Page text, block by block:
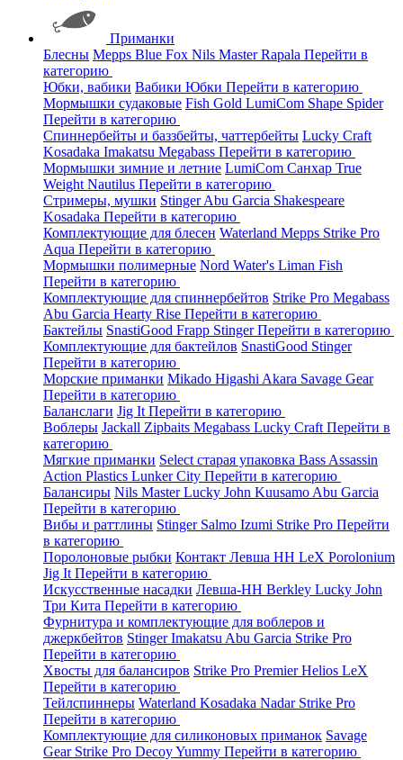
Приманки
Блесны Mepps Blue Fox Nils MasterRapala Перейти в
категорию
Юбки, вабики Вабики Юбки Перейти в категорию
Мормышки судаковые Fish Gold LumiCom Shape Spider
Перейти в категорию
Спиннербейты и баззбейты, чаттербейты Lucky Craft
Kosadaka Imakatsu Megabass Перейти в категорию
Мормышки зимние и летние LumiCom Санхар True
Weight Nautilus Перейти в категорию
Стримеры, мушки StingerAbu Garcia Shakespeare
Kosadaka Перейти в категорию
Комплектующие для блесен Waterland Mepps Strike Pro
Aqua Перейти в категорию
Мормышки полимерные Nord Water's Liman Fish
Перейти в категорию
Комплектующие для спиннербейтов Strike Pro Megabass
Abu Garcia Hearty Rise Перейти в категорию
Бактейлы SnastiGood Frapp StingerПерейти в категорию
Комплектующие для бактейлов SnastiGood Stinger
Перейти в категорию
Морские приманки Mikado Higashi Akara Savage Gear
Перейти в категорию
Баланслаги Jig It Перейти в категорию
Воблеры Jackall Zipbaits Megabass Lucky Craft Перейти в
категорию
Мягкие приманки Select старая упаковка Bass Assassin
Action Plastics Lunker City Перейти в категорию
Балансиры Nils MasterLucky John Kuusamo Abu Garcia
Перейти в категорию
Вибы и раттлины Stinger Salmo Izumi Strike Pro Перейти
в категорию
Поролоновые рыбки Контакт Левша НН LeX Porolonium
Jig It Перейти в категорию
Искусственные насадки Левша-НН Berkley Lucky John
Три Кита Перейти в категорию
Фурнитура и комплектующие для воблеров и
джеркбейтов StingerImakatsu Abu Garcia Strike Pro
Перейти в категорию
Хвосты для балансиров Strike Pro PremierHelios LeX
Перейти в категорию
Тейлспиннеры Waterland Kosadaka Nadar Strike Pro
Перейти в категорию
Комплектующие для силиконовых приманок Savage
Gear Strike Pro DecoyYummy Перейти в категорию